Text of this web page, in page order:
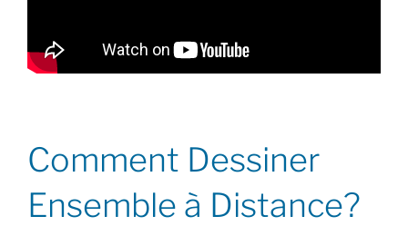
Comment Dessiner
Ensemble à Distance?